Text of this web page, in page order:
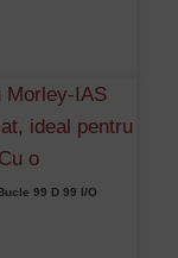
99 D 99 I/O